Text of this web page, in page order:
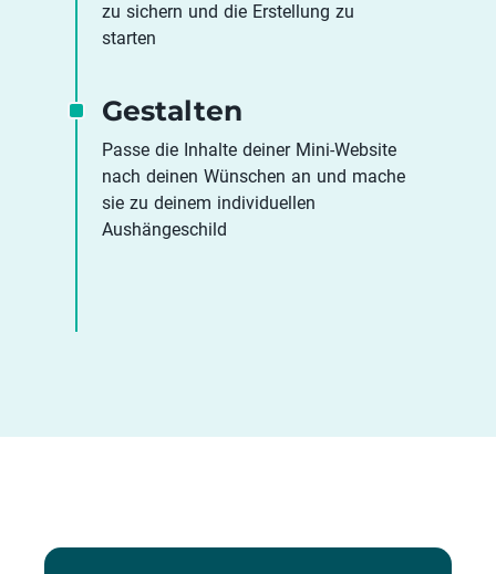
zu sichern und die Erstellung zu
starten
Gestalten
Passe die Inhalte deiner Mini-Website
nach deinen Wünschen an und mache
sie zu deinem individuellen
Aushängeschild